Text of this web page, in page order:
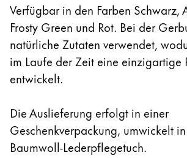
Verfügbar in den Farben Schwarz,
Frosty Green und Rot. Bei der
natürliche Zutaten verwendet,
im Laufe der Zeit eine einzigartige
entwickelt.
Die Auslieferung erfolgt in einer
Geschenkverpackung, umwickelt
Baumwoll-Lederpflegetuch.